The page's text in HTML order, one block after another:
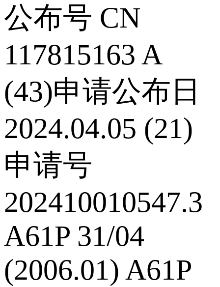
公布号 CN
117815163 A
(43)申请公布日
2024.04.05 (21)
申请号
202410010547.3
A61P 31/04
(2006.01) A61P